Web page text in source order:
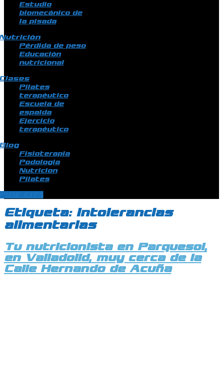
Estudio
biomecánico de
la pisada
Pérdida de peso
Educación
nutricional
Pilates
terapéutico
Escuela de
espalda
Ejercicio
terapéutico
Fisioterapia
Podologia
Nutricion
Pilates
Etiqueta: intolerancias
alimentarias
Tu nutricionista en Parquesol,
en Valladolid, muy cerca de la
Calle Hernando de Acuña